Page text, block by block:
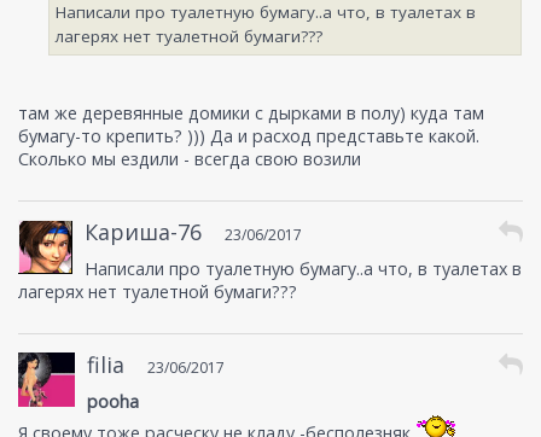
Написали про туалетную бумагу..а что, в туалетах в
лагерях нет туалетной бумаги???
там же деревянные домики с дырками в полу) куда там
бумагу-то крепить? ))) Да и расход представьте какой.
Сколько мы ездили - всегда свою возили
Кариша-76 23/06/2017
Написали про туалетную бумагу..а что, в туалетах в
лагерях нет туалетной бумаги???
filia 23/06/2017
pooha